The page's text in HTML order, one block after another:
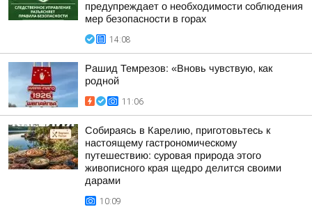
предупреждает о необходимости соблюдения
мер безопасности в горах
14:08
Рашид Темрезов: «Вновь чувствую, как
родной
11:06
Собираясь в Карелию, приготовьтесь к
настоящему гастрономическому
путешествию: суровая природа этого
живописного края щедро делится своими
дарами
10:09